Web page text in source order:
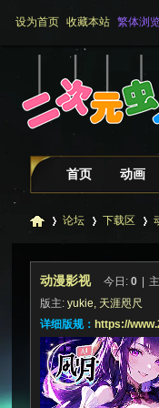
设为首页 收藏本站 繁体浏
首页 动画
二 »
论坛
›
下载区
›
动漫影视 今日:0
版主:yukie, 天涯咫尺
详细版规： https://